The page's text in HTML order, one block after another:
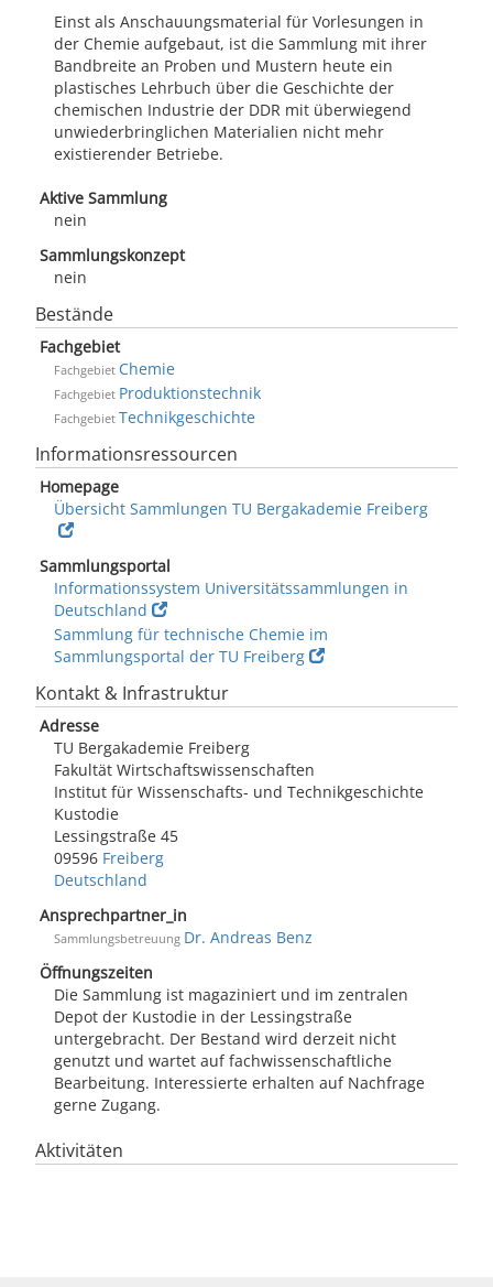
Einst als Anschauungsmaterial für Vorlesungen in
der Chemie aufgebaut, ist die Sammlung mit ihrer
Bandbreite an Proben und Mustern heute ein
plastisches Lehrbuch über die Geschichte der
chemischen Industrie der DDR mit überwiegend
unwiederbringlichen Materialien nicht mehr
existierender Betriebe.
Aktive Sammlung
nein
Sammlungskonzept
nein
Bestände
Fachgebiet
Fachgebiet Chemie
Fachgebiet Produktionstechnik
Fachgebiet Technikgeschichte
Informationsressourcen
Homepage
Übersicht Sammlungen TU Bergakademie Freiberg
Sammlungsportal
Informationssystem Universitätssammlungen in
Deutschland
Sammlung für technische Chemie im
Sammlungsportal der TU Freiberg
Kontakt & Infrastruktur
Adresse
TU Bergakademie Freiberg
Fakultät Wirtschaftswissenschaften
Institut für Wissenschafts- und Technikgeschichte
Kustodie
Lessingstraße 45
09596 Freiberg
Deutschland
Ansprechpartner_in
Sammlungsbetreuung Dr. Andreas Benz
Öffnungszeiten
Die Sammlung ist magaziniert und im zentralen
Depot der Kustodie in der Lessingstraße
untergebracht. Der Bestand wird derzeit nicht
genutzt und wartet auf fachwissenschaftliche
Bearbeitung. Interessierte erhalten auf Nachfrage
gerne Zugang.
Aktivitäten